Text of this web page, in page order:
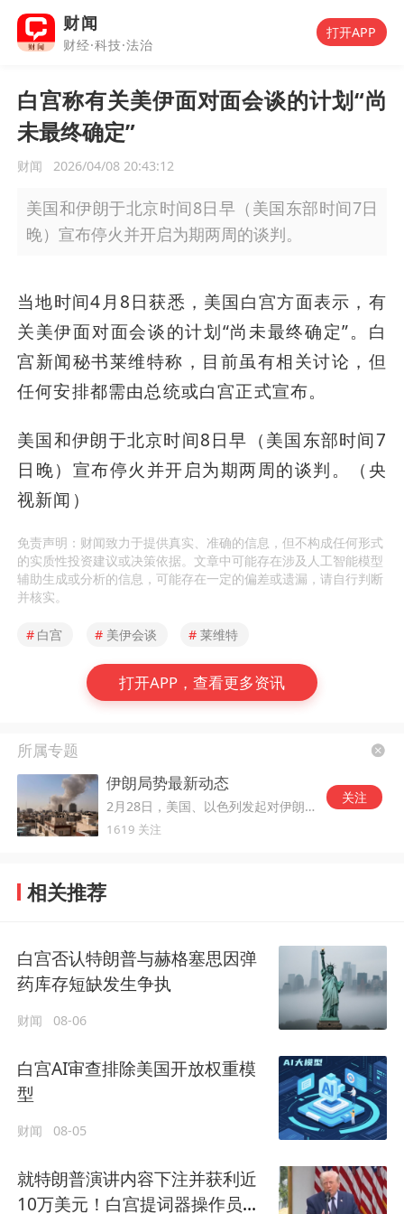
财闻
财经·科技·法治
打开APP
白宫称有关美伊面对面会谈的计划“尚
未最终确定”
财闻 2026/04/08 20:43:12
美国和伊朗于北京时间8日早（美国东部时间7日
晚）宣布停火并开启为期两周的谈判。
当地时间4月8日获悉，美国白宫方面表示，有
关美伊面对面会谈的计划“尚未最终确定”。白
宫新闻秘书莱维特称，目前虽有相关讨论，但
任何安排都需由总统或白宫正式宣布。
美国和伊朗于北京时间8日早（美国东部时间7
日晚）宣布停火并开启为期两周的谈判。（央
视新闻）
免责声明：财闻致力于提供真实、准确的信息，但不构成任何形式
的实质性投资建议或决策依据。文章中可能存在涉及人工智能模型
辅助生成或分析的信息，可能存在一定的偏差或遗漏，请自行判断
并核实。
# 白宫 # 美伊会谈 # 莱维特
打开APP，查看更多资讯
所属专题
伊朗局势最新动态
2月28日，美国、以色列发起对伊朗的军事打击。
1619 关注
关注
相关推荐
白宫否认特朗普与赫格塞思因弹
药库存短缺发生争执
财闻 08-06
白宫AI审查排除美国开放权重模
型
财闻 08-05
就特朗普演讲内容下注并获利近
10万美元！白宫提词器操作员利